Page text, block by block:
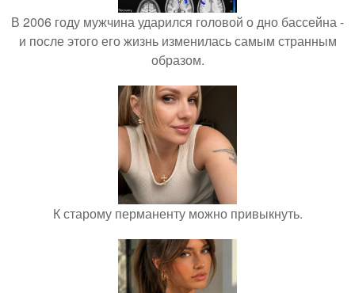
В 2006 году мужчина ударился головой о дно бассейна -
и после этого его жизнь изменилась самым странным
образом.
К старому перманенту можно привыкнуть.